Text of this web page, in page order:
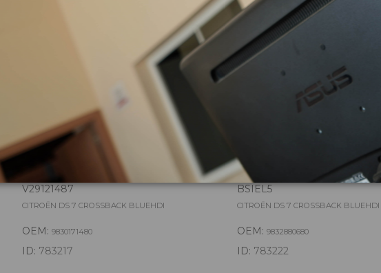
CAJA MARIPOSA 9830171480
V29121487
CITROËN DS 7 CROSSBACK BLUEHDI
OEM: 9830171480
ID: 783217
CAJA RELES / FUSIBLES
BSIEL5
CITROËN DS 7 CROSSBACK BLUEHDI
OEM: 9832880680
ID: 783222